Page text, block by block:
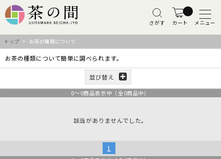
さがす カート メニュー
トップ > お茶の種類について
お茶の種類について簡単に調べられます。
並び替え
0～0商品表示中（全0商品中）
該当がありませんでした。
1